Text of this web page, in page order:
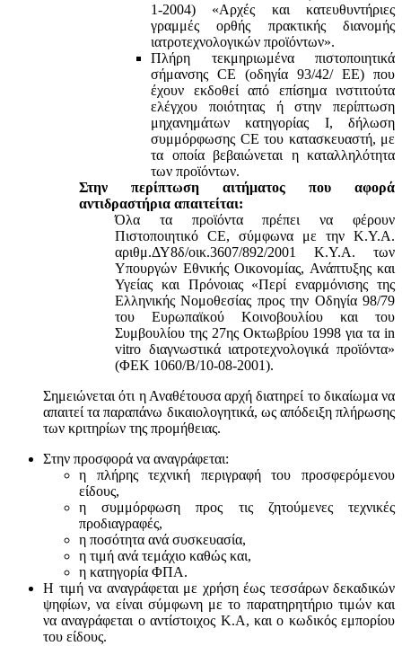
1-2004) «Αρχές και κατευθυντήριες
γραμμές ορθής πρακτικής διανομής
ιατροτεχνολογικών προϊόντων».
Πλήρη τεκμηριωμένα πιστοποιητικά
σήμανσης CE (οδηγία 93/42/ ΕΕ) που
έχουν εκδοθεί από επίσημα ινστιτούτα
ελέγχου ποιότητας ή στην περίπτωση
μηχανημάτων κατηγορίας Ι, δήλωση
συμμόρφωσης CE του κατασκευαστή, με
τα οποία βεβαιώνεται η καταλληλότητα
των προϊόντων.
Στην περίπτωση αιτήματος που αφορά
αντιδραστήρια απαιτείται:
Όλα τα προϊόντα πρέπει να φέρουν
Πιστοποιητικό CE, σύμφωνα με την Κ.Υ.Α.
αριθμ.ΔΥ8δ/οικ.3607/892/2001 Κ.Υ.Α. των
Υπουργών Εθνικής Οικονομίας, Ανάπτυξης και
Υγείας και Πρόνοιας «Περί εναρμόνισης της
Ελληνικής Νομοθεσίας προς την Οδηγία 98/79
του Ευρωπαϊκού Κοινοβουλίου και του
Συμβουλίου της 27ης Οκτωβρίου 1998 για τα in
vitro διαγνωστικά ιατροτεχνολογικά προϊόντα»
(ΦΕΚ 1060/Β/10-08-2001).
Σημειώνεται ότι η Αναθέτουσα αρχή διατηρεί το δικαίωμα να
απαιτεί τα παραπάνω δικαιολογητικά, ως απόδειξη πλήρωσης
των κριτηρίων της προμήθειας.
Στην προσφορά να αναγράφεται:
η πλήρης τεχνική περιγραφή του προσφερόμενου
είδους,
η συμμόρφωση προς τις ζητούμενες τεχνικές
προδιαγραφές,
η ποσότητα ανά συσκευασία,
η τιμή ανά τεμάχιο καθώς και,
η κατηγορία ΦΠΑ.
Η τιμή να αναγράφεται με χρήση έως τεσσάρων δεκαδικών
ψηφίων, να είναι σύμφωνη με το παρατηρητήριο τιμών και
να αναγράφεται ο αντίστοιχος Κ.Α, και ο κωδικός εμπορίου
του είδους.